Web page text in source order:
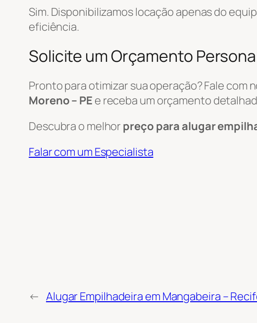
Sim. Disponibilizamos locação apenas do
eficiência.
Solicite um Orçamento
Pronto para otimizar sua operação? Fale com
Moreno – PE e receba um orçamento
Descubra o melhor preço para alugar
Falar com um Especialista
← Alugar Empilhadeira em Mangabeira –